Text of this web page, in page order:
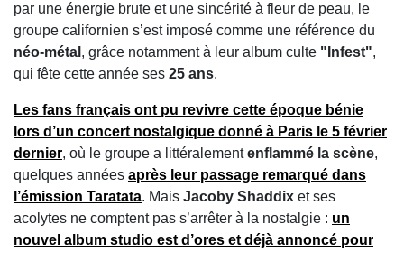
par une énergie brute et une sincérité à fleur de peau, le
groupe californien s’est imposé comme une référence du
néo-métal , grâce notamment à leur album culte "Infest",
qui fête cette année ses 25 ans.
Les fans français ont pu revivre cette époque bénie
lors d’un concert nostalgique donné à Paris le 5 février
dernier, où le groupe a littéralementenflammé la scène,
quelques années après leur passage remarqué dans
l’émission Taratata. Mais Jacoby Shaddix et ses
acolytes ne comptent pas s’arrêter à la nostalgie : un
nouvel album studio est d’ores et déjà annoncé pour